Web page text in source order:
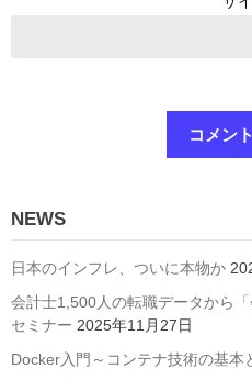
NEWS
日本のインフレ、ついに本物か
会計士1,500人の転職データから
セミナー 2025年11月27日
Docker入門～コンテナ技術の基本